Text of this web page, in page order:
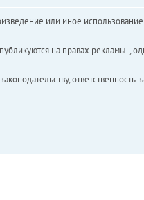
или иное
на правах рекламы. ,